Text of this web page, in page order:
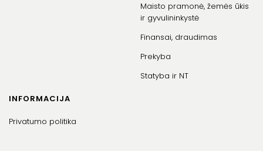
Maisto pramonė, žemės ūkis
ir gyvulininkystė
Finansai, draudimas
Prekyba
Statyba ir NT
INFORMACIJA
Privatumo politika